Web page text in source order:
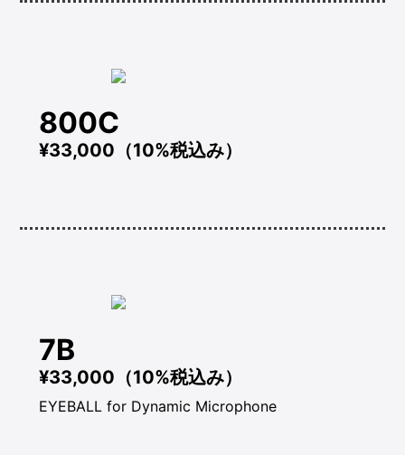
800C
¥33,000（10%税込み）
7B
¥33,000（10%税込み）
EYEBALL for Dynamic Microphone